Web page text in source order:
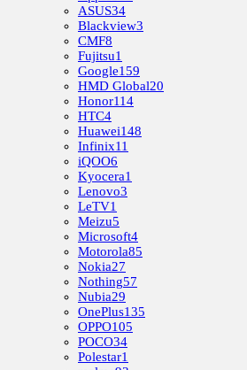
ASUS34
Blackview3
CMF8
Fujitsu1
Google159
HMD Global20
Honor114
HTC4
Huawei148
Infinix11
iQOO6
Kyocera1
Lenovo3
LeTV1
Meizu5
Microsoft4
Motorola85
Nokia27
Nothing57
Nubia29
OnePlus135
OPPO105
POCO34
Polestar1